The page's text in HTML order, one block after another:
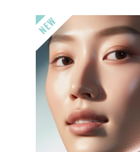
護療程，結合專利梳型
協助進行頭皮環境調理
泌體養護方案，由專業
與客製化...